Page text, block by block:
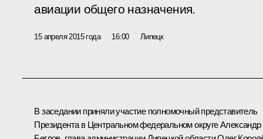
авиации общего назначения.
15 апреля 2015 года 16:00 Липецк
В заседании приняли участие полномочный представитель
Президента в Центральном федеральном округеАлександр